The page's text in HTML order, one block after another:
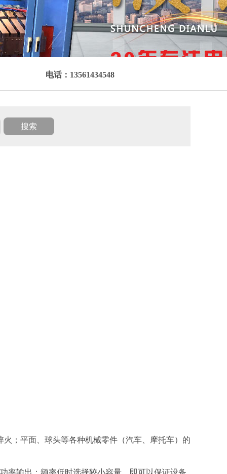
电话：13561434548
；平面、球头等各种机械零件（汽车、摩托车）的
率输出；频率低时选择较小容量，即可以保证设备